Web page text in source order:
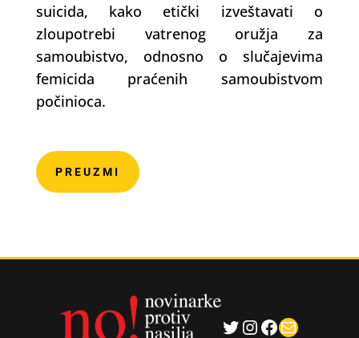
suicida, kako etički izveštavati o
zloupotrebi vatrenog oružja za
samoubistvo, odnosno o slučajevima
femicida praćenih samoubistvom
počinioca.
PREUZMI
Twitter
Instagram
Facebook
Mail